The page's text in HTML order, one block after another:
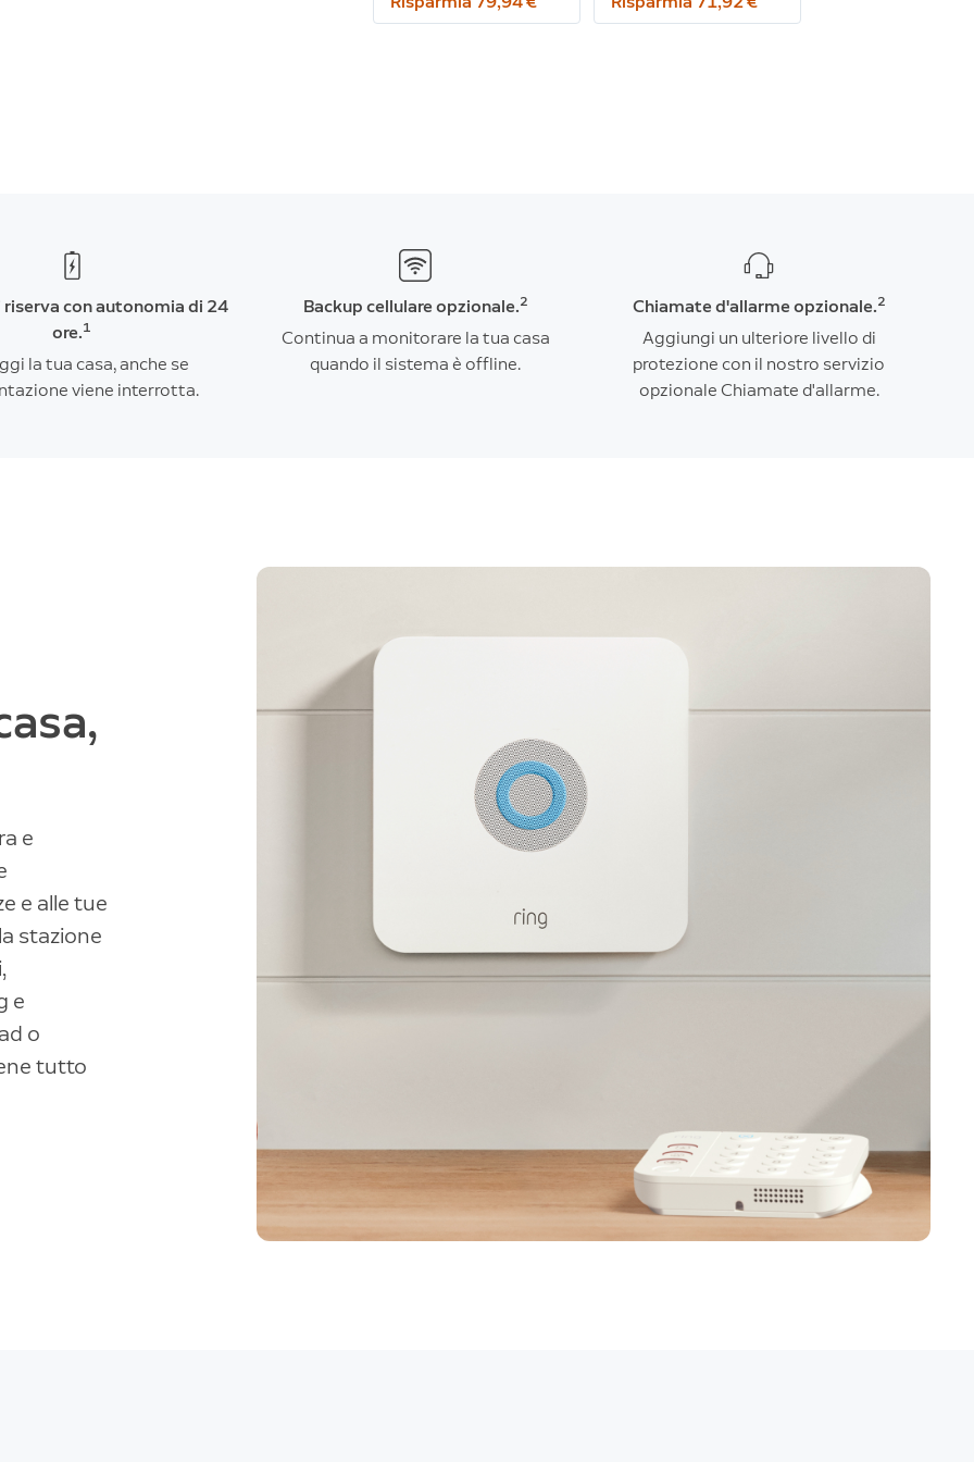
con autonomia di 24
ore.1
la tua casa, anche se
viene interrotta.
Backup cellulare opzionale.2
Continua a monitorare la tua casa
quando il sistema è offline.
Chiamate d'allarme opzionale.2
Aggiungi un ulteriore livello di
protezione con il nostro servizio
opzionale Chiamate d'allarme.
e
e alle tue
stazione
e
o
tutto